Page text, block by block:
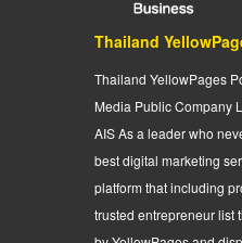
Thailand
Thailand YellowPages
Media Public Company
AIS As a leader who
best digital marketing
platform that including
trusted entrepreneur list